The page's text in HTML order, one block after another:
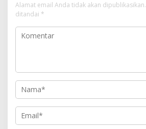
Alamat email Anda tidak akan dipublikasikan.
ditandai *